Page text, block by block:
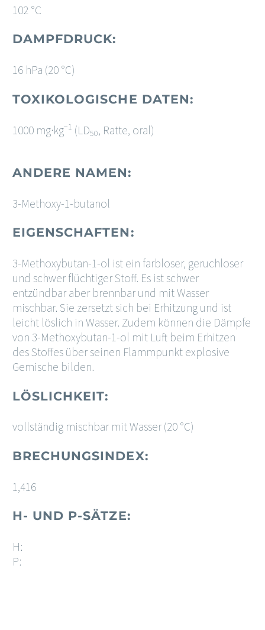
ANDERE NAMEN:
3-Methoxy-1-butanol
EIGENSCHAFTEN:
3-Methoxybutan-1-ol ist ein farbloser, geruchloser
und schwer flüchtiger Stoff. Es ist schwer
entzündbar aber brennbar und mit Wasser
mischbar. Sie zersetzt sich bei Erhitzung und ist
leicht löslich in Wasser. Zudem können die Dämpfe
von 3-Methoxybutan-1-ol mit Luft beim Erhitzen
des Stoffes über seinen Flammpunkt explosive
Gemische bilden.
LÖSLICHKEIT:
vollständig mischbar mit Wasser (20 °C)
BRECHUNGSINDEX:
1,416
H- UND P-SÄTZE:
H:
P:
102 °C
DAMPFDRUCK:
16 hPa (20 °C)
TOXIKOLOGISCHE DATEN:
1000 mg·kg−1 (LD50, Ratte, oral)